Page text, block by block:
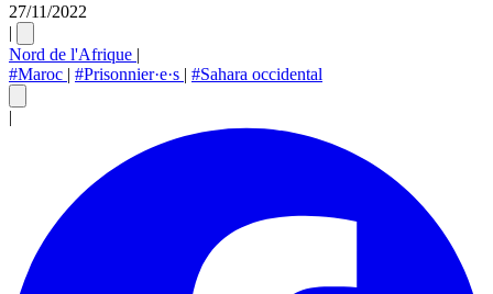
27/11/2022
|
Nord de l'Afrique |
#Maroc | #Prisonnier·e·s | #Sahara occidental
|